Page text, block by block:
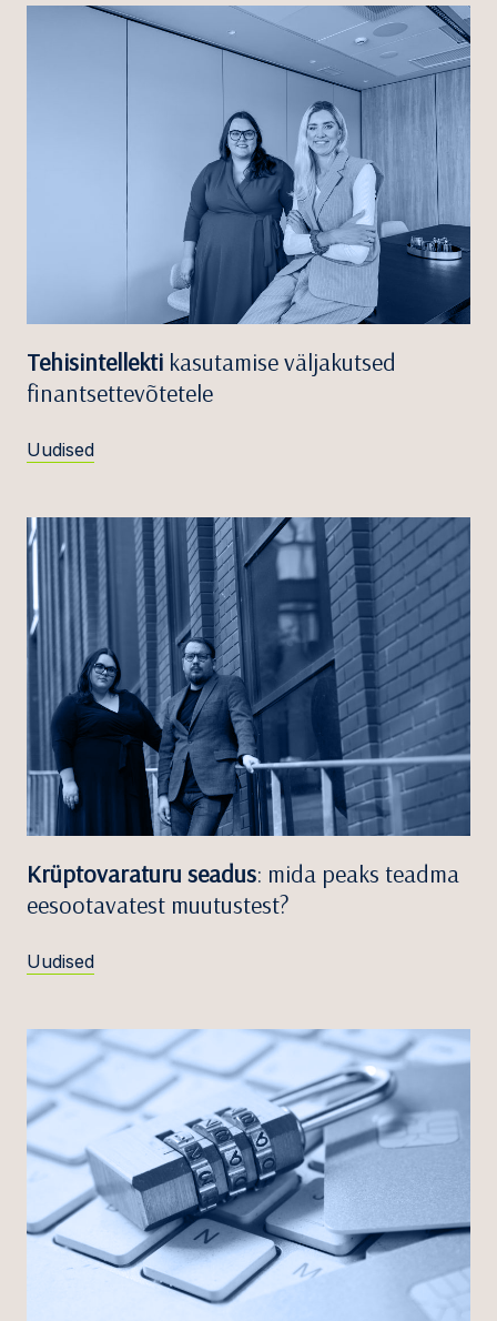
Tehisintellekti kasutamise väljakutsed
finantsettevõtetele
Uudised
Krüptovaraturu seadus: mida peaks teadma
eesootavatest muutustest?
Uudised